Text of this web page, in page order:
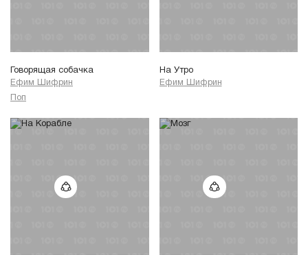
Говорящая собачка
Ефим Шифрин
Поп
На Утро
Ефим Шифрин